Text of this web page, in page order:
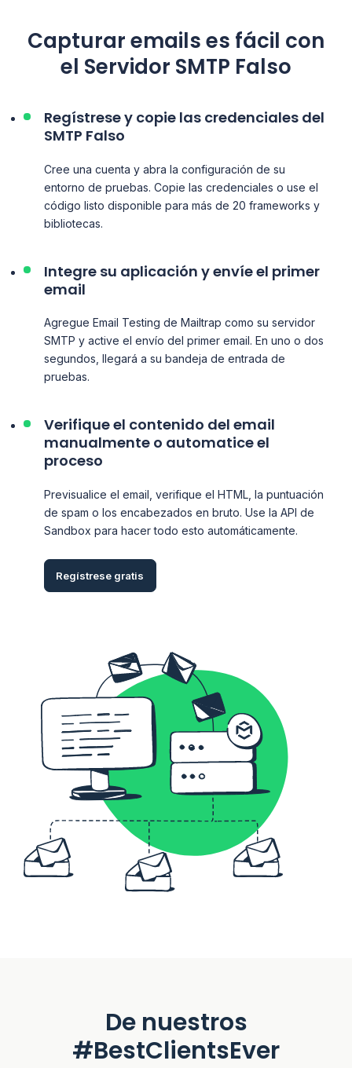
Capturar emails es fácil con
el Servidor SMTP Falso
Regístrese y copie las credenciales del
SMTP Falso
Cree una cuenta y abra la configuración de su
entorno de pruebas. Copie las credenciales o use el
código listo disponible para más de 20 frameworks y
bibliotecas.
Integre su aplicación y envíe el primer
email
Agregue Email Testing de Mailtrap como su servidor
SMTP y active el envío del primer email. En uno o dos
segundos, llegará a su bandeja de entrada de
pruebas.
Verifique el contenido del email
manualmente o automatice el
proceso
Previsualice el email, verifique el HTML, la puntuación
de spam o los encabezados en bruto. Use la API de
Sandbox para hacer todo esto automáticamente.
Regístrese gratis
De nuestros
#BestClientsEver